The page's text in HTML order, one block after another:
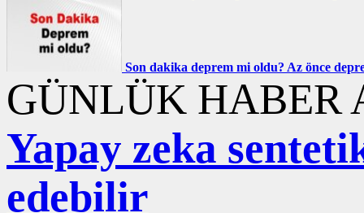
Son dakika deprem mi oldu? Az önce
GÜNLÜK HABER
Yapay zeka
edebilir